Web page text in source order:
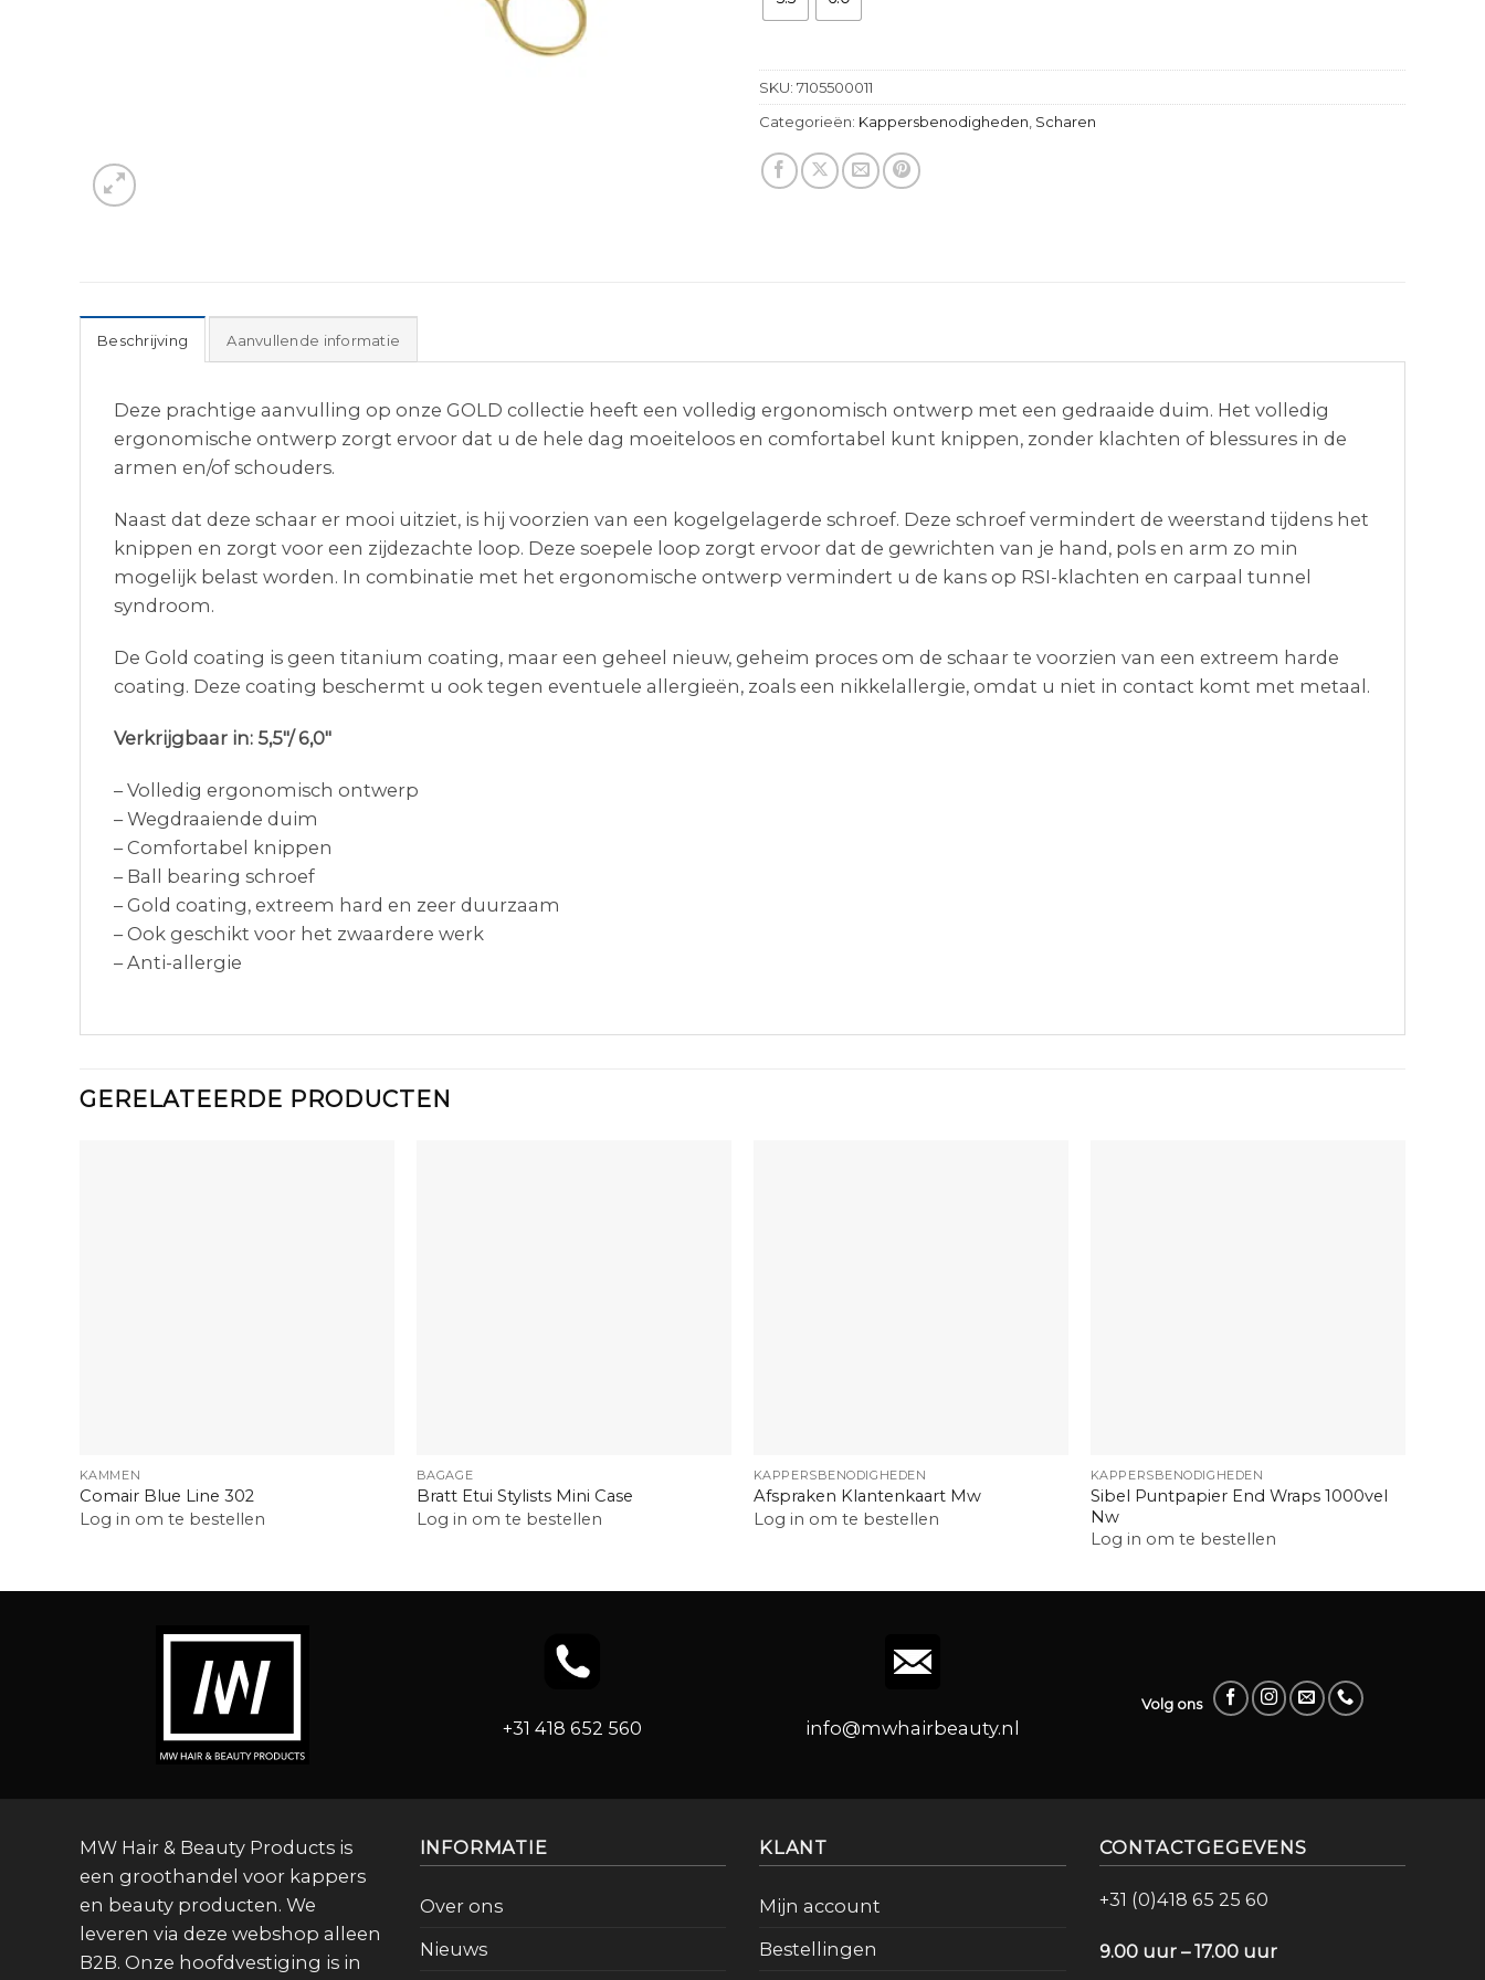
SKU: 7105500011
Categorieën: Kappersbenodigheden Scharen
Beschrijving Aanvullende informatie
Deze prachtige aanvulling op onze GOLD collectie heeft een volledig ergonomisch ontwerp met een gedraaide duim. Het volledig
ergonomische ontwerp zorgt ervoor dat u de hele dag moeiteloos en comfortabel kunt knippen, zonder klachten of blessures in de
armen en/of schouders.
Naast dat deze schaar er mooi uitziet, is hij voorzien van een kogelgelagerde schroef. Deze schroef vermindert de weerstand tijdens het
knippen en zorgt voor een zijdezachte loop. Deze soepele loop zorgt ervoor dat de gewrichten van je hand, pols en arm zo min
mogelijk belast worden. In combinatie met het ergonomische ontwerp vermindert u de kans op RSI-klachten en carpaal tunnel
syndroom.
De Gold coating is geen titanium coating, maar een geheel nieuw, geheim proces om de schaar te voorzien van een extreem harde
coating. Deze coating beschermt u ook tegen eventuele allergieën, zoals een nikkelallergie, omdat u niet in contact komt met metaal.
Verkrijgbaar in: 5,5″/ 6,0″
– Volledig ergonomisch ontwerp
– Wegdraaiende duim
– Comfortabel knippen
– Ball bearing schroef
– Gold coating, extreem hard en zeer duurzaam
– Ook geschikt voor het zwaardere werk
– Anti-allergie
GERELATEERDE PRODUCTEN
KAMMEN
Comair Blue Line 302
Log in om te bestellen
BAGAGE
Bratt Etui Stylists Mini Case
Log in om te bestellen
KAPPERSBENODIGHEDEN
Afspraken Klantenkaart Mw
Log in om te bestellen
KAPPERSBENODIGHEDEN
Sibel Puntpapier End Wraps 1000vel
Nw
Log in om te bestellen
+31 418 652 560 info@mwhairbeauty.nl
Volg ons
MW Hair & Beauty Products is
een groothandel voor kappers
en beauty producten. We
leveren via deze webshop alleen
B2B. Onze hoofdvestiging is in
INFORMATIE
Over ons
Nieuws
KLANT
Mijn account
Bestellingen
CONTACTGEGEVENS
+31 (0)418 65 25 60
9.00 uur – 17.00 uur